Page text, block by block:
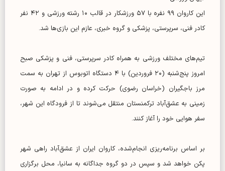
این کاروان ۹۹ نفره با ۵۷ ورزشکار در قالب ۱۰ رشته ورزشی و ۴۲ نفر
کادر فنی، سرپرستی، پزشکی و گروه خبری، عازم این بازی‌ها شد.
تیم‌های مختلف ورزشی به همراه کادر سرپرستی، فنی و پزشکی صبح
امروز پنج‌شنبه (۲۰ فروردین) با ۴ دستگاه اتوبوس از تهران به سمت
مرز باجگیران (خراسان رضوی) حرکت کرده و در ادامه به صورت
زمینی به عشق‌آباد ترکمنستان منتقل می‌شوند تا از فرودگاه این شهر،
سفر هوایی خود را آغاز کنند.
بر اساس برنامه‌ریزی انجام‌شده، کاروان ایران از عشق‌آباد راهی شهر
پکن خواهد شد و سپس در دو گروه جداگانه به سانیا، محل برگزاری